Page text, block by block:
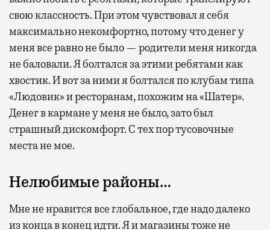
свою классность. При этом чувствовал я себя
максимально некомфортно, потому что денег у
меня все равно не было — родители меня никогда
не баловали. Я болтался за этими ребятами как
хвостик. И вот за ними я болтался по клубам типа
«Людовик» и ресторанам, похожим на «Шатер».
Денег в кармане у меня не было, зато был
страшный дискомфорт. С тех пор тусовочные
места не мое.
Нелюбимые районы…
Мне не нравится все глобальное, где надо далеко
из конца в конец идти. Я и магазины тоже не